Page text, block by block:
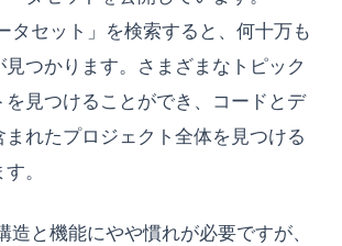
タセット」を検索すると、何十万も
つかります。さまざまなトピック
見つけることができ、コードとデ
れたプロジェクト全体を見つける
。
と機能にやや慣れが必要ですが、